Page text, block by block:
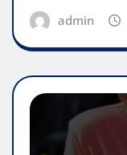
admin